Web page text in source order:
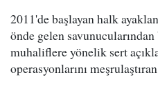
2011'de başlayan halk
önde gelen
muhaliflere yönelik sert
operasyonlarını